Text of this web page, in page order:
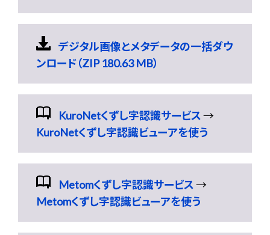
デジタル画像とメタデータの一括ダウ
ンロード（ZIP 180.63 MB）
KuroNetくずし字認識サービス→
KuroNetくずし字認識ビューアを使う
Metomくずし字認識サービス→
Metomくずし字認識ビューアを使う